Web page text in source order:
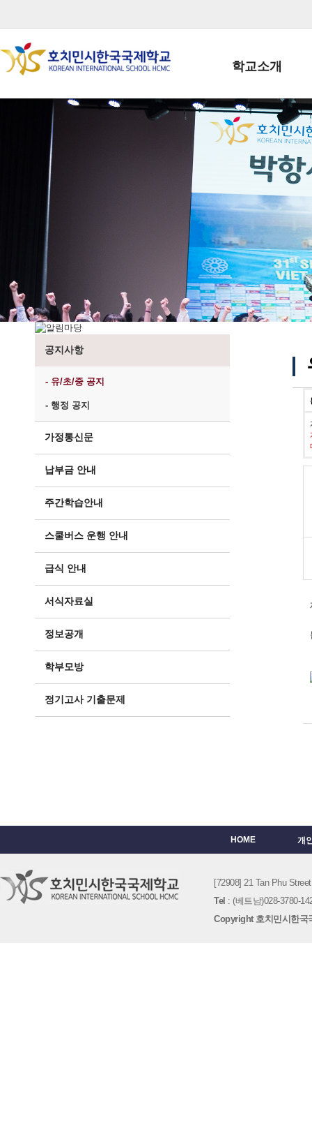
학교소개
학교장인사말
학생회장인사말
학교상징
학교 CI
교직원현황
학생현황
위치/전화
전경사진
공지사항
- 유/초/중 공지
- 행정 공지
가정통신문
납부금 안내
주간학습안내
스쿨버스 운행 안내
급식 안내
서식자료실
정보공개
학부모방
정기고사 기출문제
HOME 개
[72908] 21 Tan Phu
Tel : (베트남)028-3780-
Copyright 호치민시한국